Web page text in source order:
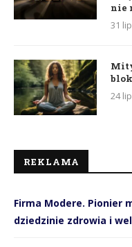
nie
31
24
REKLAMA
Firma Modere. Pionier
dziedzinie zdrowia i